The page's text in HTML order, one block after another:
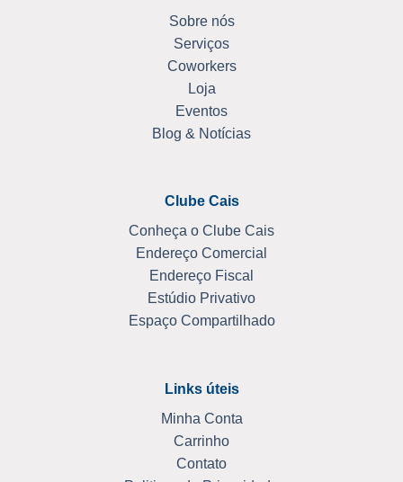
Sobre nós
Serviços
Coworkers
Loja
Eventos
Blog & Notícias
Clube Cais
Conheça o Clube Cais
Endereço Comercial
Endereço Fiscal
Estúdio Privativo
Espaço Compartilhado
Links úteis
Minha Conta
Carrinho
Contato